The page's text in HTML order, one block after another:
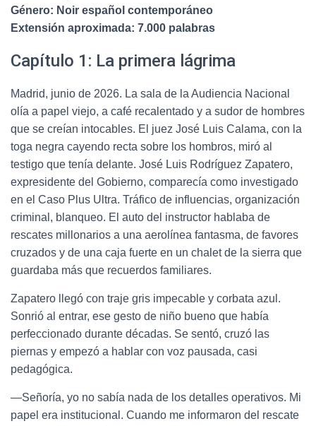
Género: Noir español contemporáneo
Extensión aproximada: 7.000 palabras
Capítulo 1: La primera lágrima
Madrid, junio de 2026. La sala de la Audiencia Nacional
olía a papel viejo, a café recalentado y a sudor de hombres
que se creían intocables. El juez José Luis Calama, con la
toga negra cayendo recta sobre los hombros, miró al
testigo que tenía delante. José Luis Rodríguez Zapatero,
expresidente del Gobierno, comparecía como investigado
en el Caso Plus Ultra. Tráfico de influencias, organización
criminal, blanqueo. El auto del instructor hablaba de
rescates millonarios a una aerolínea fantasma, de favores
cruzados y de una caja fuerte en un chalet de la sierra que
guardaba más que recuerdos familiares.
Zapatero llegó con traje gris impecable y corbata azul.
Sonrió al entrar, ese gesto de niño bueno que había
perfeccionado durante décadas. Se sentó, cruzó las
piernas y empezó a hablar con voz pausada, casi
pedagógica.
—Señoría, yo no sabía nada de los detalles operativos. Mi
papel era institucional. Cuando me informaron del rescate